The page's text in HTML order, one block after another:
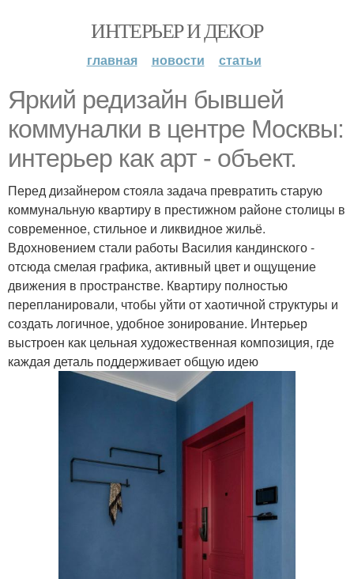
ИНТЕРЬЕР И ДЕКОР
главная новости статьи
Яркий редизайн бывшей
коммуналки в центре Москвы:
интерьер как арт - объект.
Перед дизайнером стояла задача превратить старую
коммунальную квартиру в престижном районе столицы в
современное, стильное и ликвидное жильё.
Вдохновением стали работы Василия кандинского -
отсюда смелая графика, активный цвет и ощущение
движения в пространстве. Квартиру полностью
перепланировали, чтобы уйти от хаотичной структуры и
создать логичное, удобное зонирование. Интерьер
выстроен как цельная художественная композиция, где
каждая деталь поддерживает общую идею